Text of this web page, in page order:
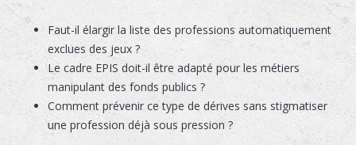
Faut-il élargir la liste des professions automatiquement
exclues des jeux ?
Le cadre EPIS doit-il être adapté pour les métiers
manipulant des fonds publics ?
Comment prévenir ce type de dérives sans stigmatiser
une profession déjà sous pression ?